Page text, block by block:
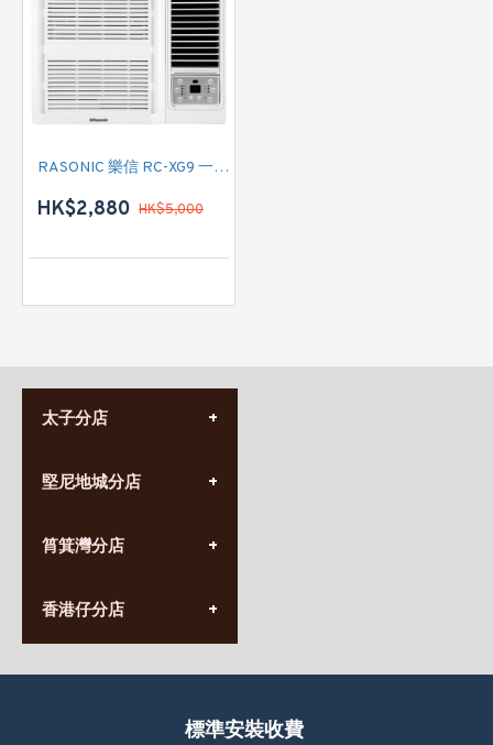
RASONIC 樂信 RC-XG9 一匹 淨冷型窗口式冷氣機 (附遙控)
HK$2,880 HK$5,000
太子分店
營業時間:
九龍太子太子道西141號
堅尼地城分店
營業時間:
香港堅尼地城卑路乍街
(堅尼地城地鐵站B出口)
筲箕灣分店
營業時間:
(10:00am-20:30pm)
香港仔分店
營業時間:
香港香港仔成都道20-28號標準安裝收費